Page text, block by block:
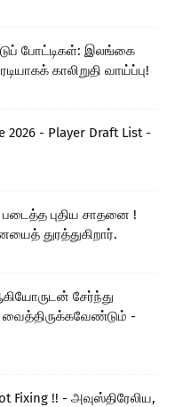
போட்டிகள்: இலங்கை
காலிறுதி வாய்ப்பு!
2026 - Player Draft List -
புதிய சாதனை !
துரத்துகிறார்.
சேர்ந்து
-
Fixing !! - அவுஸ்திரேலிய,